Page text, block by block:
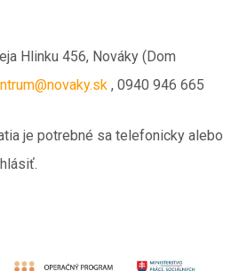
Hlinku 456, Nováky (Dom
, 0940 946 665
je potrebné sa telefonicky alebo